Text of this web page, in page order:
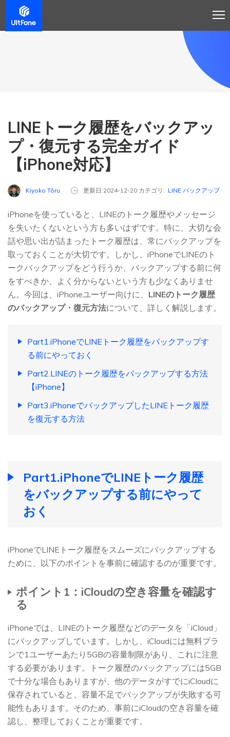
LINEトーク履歴をバックアッ
プ・復元する完全ガイド
【iPhone対応】
Kiyoko Tōru 更新日:2024-12-20 カテゴリ: LINE バックアップ
iPhoneを使っていると、LINEのトーク履歴やメッセージ
を失いたくないという方も多いはずです。特に、大切な会
話や思い出が詰まったトーク履歴は、常にバックアップを
取っておくことが大切です。しかし、iPhoneでLINEのト
ークバックアップをどう行うか、バックアップする前に何
をすべきか、よく分からないという方も少なくありませ
ん。今回は、iPhoneユーザー向けに、 LINEのトーク履歴
のバックアップ・復元方法について、詳しく解説します。
Part1.iPhoneでLINEトーク履歴をバックアップす
る前にやっておく
Part2.LINEのトーク履歴をバックアップする方法
【iPhone】
Part3.iPhoneでバックアップしたLINEトーク履歴
を復元する方法
Part1.iPhoneでLINEトーク履歴
をバックアップする前にやって
おく
iPhoneでLINEトーク履歴をスムーズにバックアップする
ために、以下のポイントを事前に確認するのが重要です。
ポイント1：iCloudの空き容量を確認す
る
iPhoneでは、LINEのトーク履歴などのデータを「iCloud」
にバックアップしています。しかし、iCloudには無料プラ
ンで1ユーザーあたり5GBの容量制限があり、これに注意
する必要があります。トーク履歴のバックアップには5GB
で十分な場合もありますが、他のデータがすでにiCloudに
保存されていると、容量不足でバックアップが失敗する可
能性もあります。そのため、事前にiCloudの空き容量を確
認し、整理しておくことが重要です。